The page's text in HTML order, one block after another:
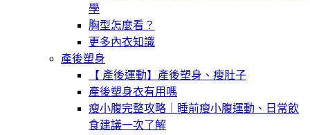
學
胸型怎麼看？
更多內衣知識
產後塑身
【 產後運動】產後塑身、瘦肚子
產後塑身衣有用嗎
瘦小腹完整攻略｜睡前瘦小腹運動、日常飲
食建議一次了解